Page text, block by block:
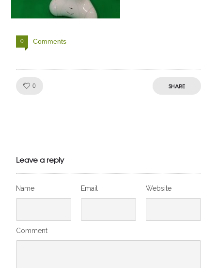
0 Comments
0 SHARE
Leave a reply
Name Email Website
Comment